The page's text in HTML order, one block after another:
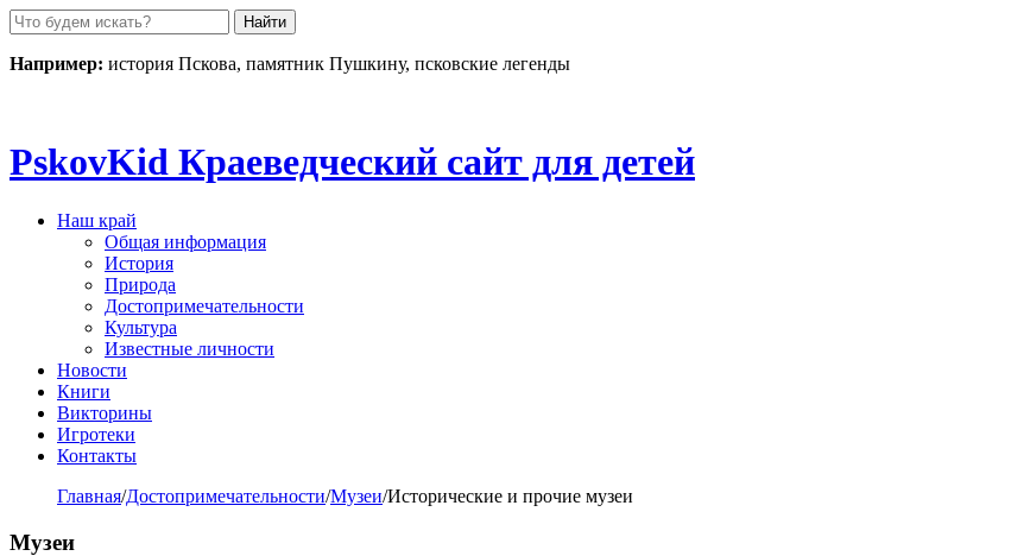
Пролистать
до
контента
Например: история Пскова, памятник Пушкину, псковские легенды
PskovKid Краеведческий сайт для детей
Наш край
Общая информация
История
Природа
Достопримечательности
Культура
Известные личности
Новости
Книги
Викторины
Игротеки
Контакты
Главная/Достопримечательности/Музеи/Исторические и прочие музеи
Музеи